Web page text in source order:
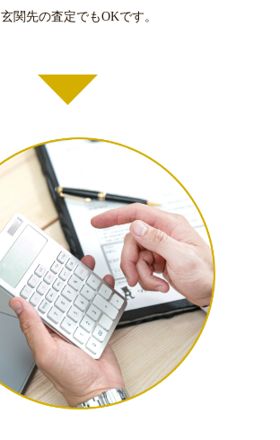
玄関先の査定でもOKです。